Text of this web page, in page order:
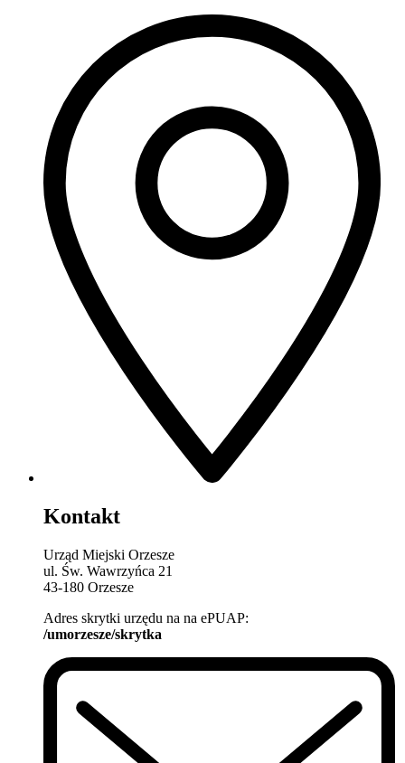
Kontakt
Urząd Miejski Orzesze
ul. Św. Wawrzyńca 21
43-180 Orzesze
Adres skrytki urzędu na na ePUAP:
/umorzesze/skrytka